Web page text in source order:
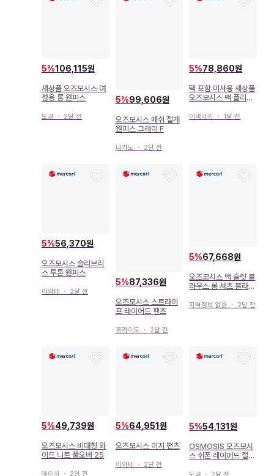
5%106,115원
새상품 오즈모시스 여
성용 롱 원피스
도쿄 ・ 2달 전
5%99,606원
오즈모시스 메쉬 절개
원피스 그레이 F
나가노 ・ 2달 전
5%78,860원
택 포함 미사용 새상품
오즈모시스 백 플리츠
이바라키 ・ 1달 전
5%56,370원
오즈모시스 슬리브리
스 투톤 원피스
이와테 ・ 2달 전
5%87,336원
오즈모시스 스트라이
프 레이어드 팬츠
홋카이도 ・ 2달 전
5%67,668원
오즈모시스 백 슬릿 블
라우스 롱 셔츠 블라우
지역정보 없음 ・ 2달 전
5%49,739원
오즈모시스 비대칭 와
이드 니트 풀오버 25
아이치 ・ 2달 전
5%64,951원
오즈모시스 이지 팬츠
이와테 ・ 2달 전
5%54,131원
OSMOSIS 오즈모시
스 쉬폰 레이어드 절개